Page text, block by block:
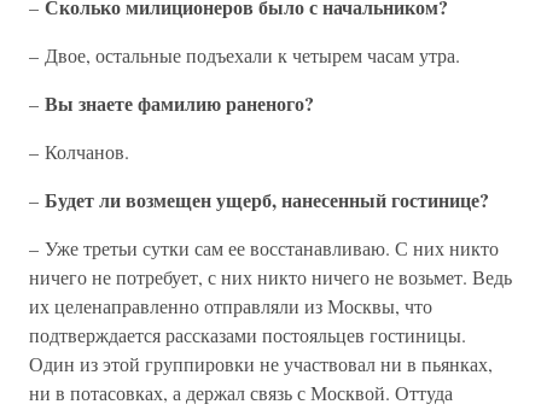
– Сколько милиционеров было с начальником?
– Двое, остальные подъехали к четырем часам утра.
– Вы знаете фамилию раненого?
– Колчанов.
– Будет ли возмещен ущерб, нанесенный гостинице?
– Уже третьи сутки сам ее восстанавливаю. С них никто
ничего не потребует, с них никто ничего не возьмет. Ведь
их целенаправленно отправляли из Москвы, что
подтверждается рассказами постояльцев гостиницы.
Один из этой группировки не участвовал ни в пьянках,
ни в потасовках, а держал связь с Москвой. Оттуда